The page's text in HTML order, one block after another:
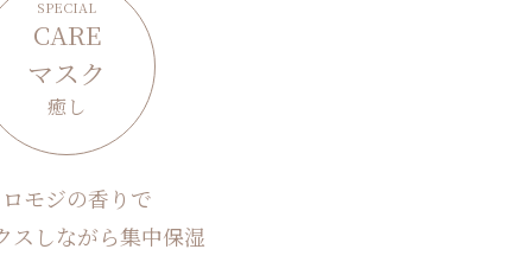
SPECIAL
CARE
マスク
癒し
モジの香りで
スしながら集中保湿